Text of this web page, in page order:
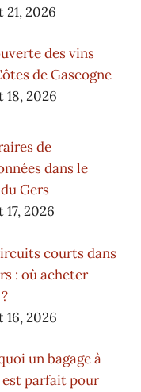
2026
des vins
de Gascogne
2026
de
dans le
Gers
2026
courts dans
: où acheter
2026
un bagage à
parfait pour